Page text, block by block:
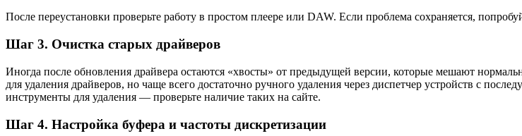
После переустановки проверьте работу в простом плеере или DAW. Если проблема сохраняется,
Шаг 3. Очистка старых драйверов
Иногда после обновления драйвера остаются «хвосты» от предыдущей версии, которые мешают
для удаления драйверов, но чаще всего достаточно ручного удаления через диспетчер устройств с
инструменты для удаления — проверьте наличие таких на сайте.
Шаг 4. Настройка буфера и частоты дискретизации